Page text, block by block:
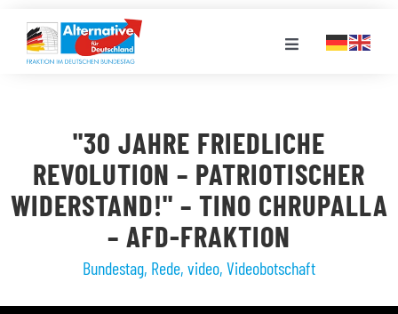
Inhalt
springen
Toggle
LANDESGRUPPEN
VERANSTALTUNGEN
"30 JAHRE FRIEDLICHE
REVOLUTION – PATRIOTISCHER
WIDERSTAND!" – TINO CHRUPALLA
– AFD-FRAKTION
Bundestag, Rede, video, Videobotschaft